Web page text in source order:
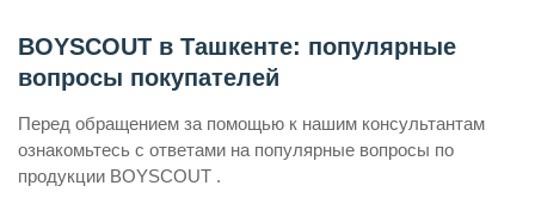
BOYSCOUT в Ташкенте: популярные
вопросы покупателей
Перед обращением за помощью к нашим консультантам
ознакомьтесь с ответами на популярные вопросы по
продукции BOYSCOUT .